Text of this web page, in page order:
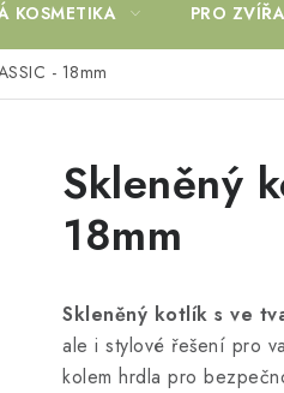
KOSMETIKA PRO
- 18mm
Skleněný
18mm
Skleněný kotlík s ve
ale i stylové řešení pro
kolem hrdla pro